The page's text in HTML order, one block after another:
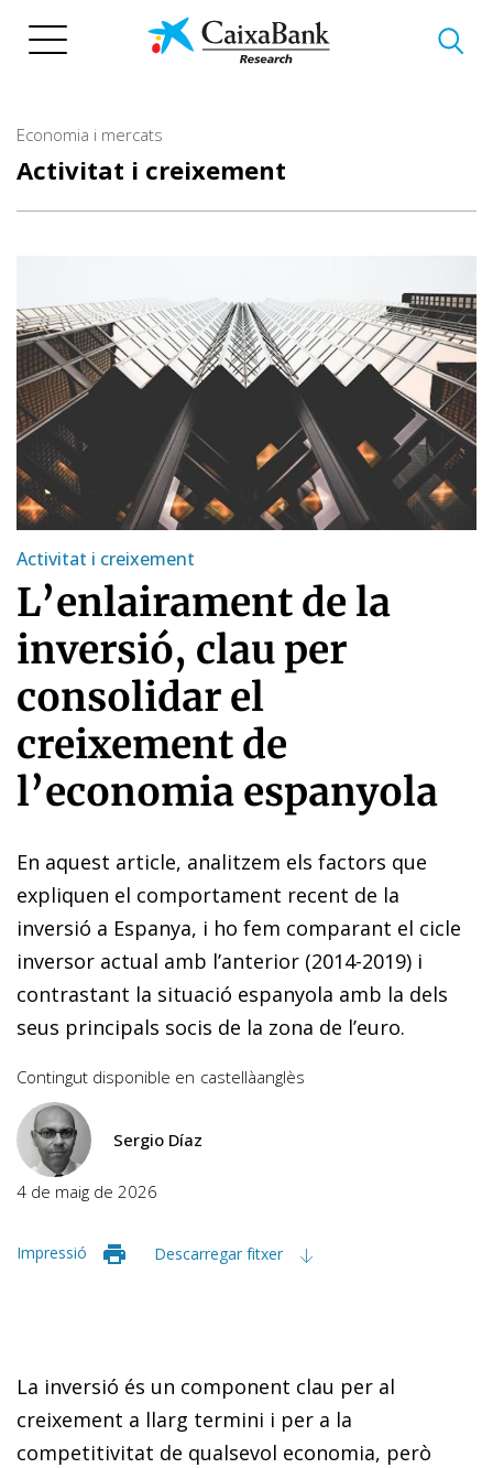
Economia i mercats
Activitat i creixement
Activitat i creixement
L’enlairament de la
inversió, clau per
consolidar el
creixement de
l’economia espanyola
En aquest article, analitzem els factors que
expliquen el comportament recent de la
inversió a Espanya, i ho fem comparant el cicle
inversor actual amb l’anterior (2014-2019) i
contrastant la situació espanyola amb la dels
seus principals socis de la zona de l’euro.
Contingut disponible en castellàanglès
Sergio Díaz
4 de maig de 2026
Impressió Descarregar fitxer
La inversió és un component clau per al
creixement a llarg termini i per a la
competitivitat de qualsevol economia, però